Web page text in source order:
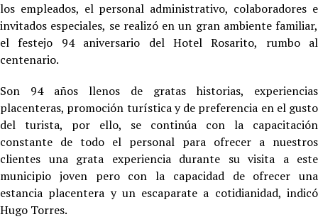
los empleados, el personal administrativo, colaboradores e
invitados especiales, se realizó en un gran ambiente familiar,
el festejo 94 aniversario del Hotel Rosarito, rumbo al
centenario.
Son 94 años llenos de gratas historias, experiencias
placenteras, promoción turística y de preferencia en el gusto
del turista, por ello, se continúa con la capacitación
constante de todo el personal para ofrecer a nuestros
clientes una grata experiencia durante su visita a este
municipio joven pero con la capacidad de ofrecer una
estancia placentera y un escaparate a cotidianidad, indicó
Hugo Torres.